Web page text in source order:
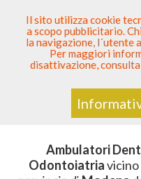
SEI
Sei Qui
Ambulatori
ZONA
Ambulatori
Odontoiatriavicino
Il sito utilizza cookie
a scopo pubblicitario.
la navigazione, l´utente
Per maggiori
disattivazione,